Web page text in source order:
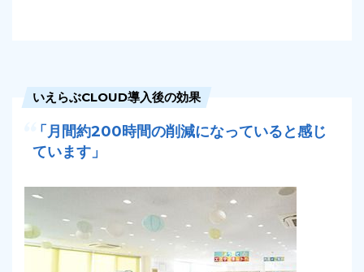
いえらぶCLOUD導入後の効果
「月間約200時間の削減になっていると感じ
ています」